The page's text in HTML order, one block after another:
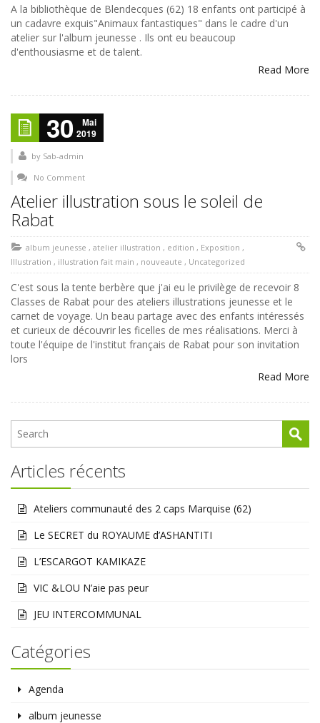
A la bibliothèque de Blendecques (62) 18 enfants ont participé à
un cadavre exquis"Animaux fantastiques" dans le cadre d'un
atelier sur l'album jeunesse . Ils ont eu beaucoup
d'enthousiasme et de talent.
Read More
30
Mai
2019
by Sab-admin
No Comment
Atelier illustration sous le soleil de
Rabat
album jeunesse , atelier illustration , edition , Exposition ,
Illustration , illustration fait main , nouveaute , Uncategorized
C'est sous la tente berbère que j'ai eu le privilège de recevoir 8
Classes de Rabat pour des ateliers illustrations jeunesse et le
carnet de voyage. Un beau partage avec des enfants intéressés
et curieux de découvrir les ficelles de mes réalisations. Merci à
toute l'équipe de l'institut français de Rabat pour son invitation
lors
Read More
Articles récents
Ateliers communauté des 2 caps Marquise (62)
Le SECRET du ROYAUME d’ASHANTITI
L’ESCARGOT KAMIKAZE
VIC &LOU N’aie pas peur
JEU INTERCOMMUNAL
Catégories
Agenda
album jeunesse